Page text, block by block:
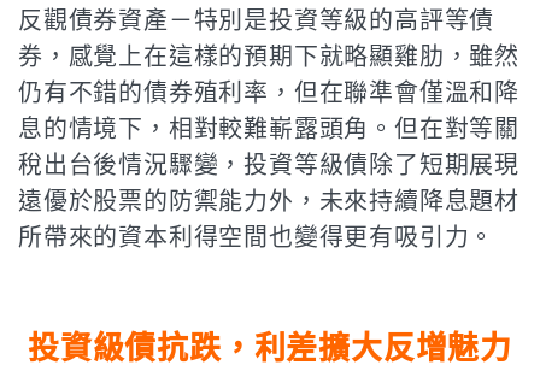
反觀債券資產－特別是投資等級的高評等債
券，感覺上在這樣的預期下就略顯雞肋，雖然
仍有不錯的債券殖利率，但在聯準會僅溫和降
息的情境下，相對較難嶄露頭角。但在對等關
稅出台後情況驟變，投資等級債除了短期展現
遠優於股票的防禦能力外，未來持續降息題材
所帶來的資本利得空間也變得更有吸引力。
投資級債抗跌，利差擴大反增魅力